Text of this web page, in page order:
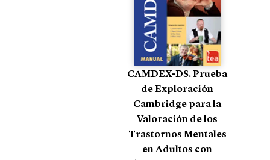
CAMDEX-DS. Prueba
de Exploración
Cambridge para la
Valoración de los
Trastornos Mentales
en Adultos con